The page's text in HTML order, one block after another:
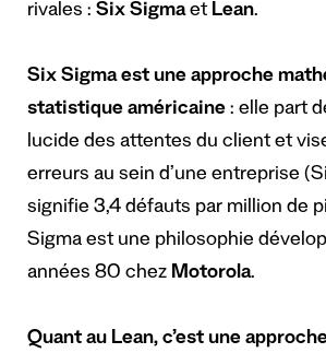
rivales : Six Sigmaet Lean.
Six Sigma est une approche
statistique américaine : elle part
lucide des attentes du client et
erreurs au sein d’une entreprise
signifie 3,4 défauts par million de
Sigma est une philosophie
années 80 chez Motorola.
Quant au Lean, c’est une